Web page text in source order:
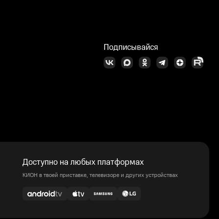
Подписывайся
Доступно на любых платформах
КИОН в твоей приставке, телевизоре и других устройствах